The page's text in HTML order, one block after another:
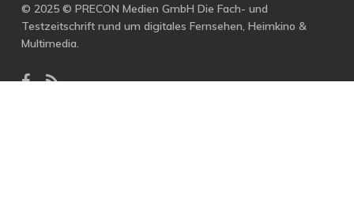
© 2025 © PRECON Medien GmbH Die Fach- und
Testzeitschrift rund um digitales Fernsehen, Heimkino &
Multimedia.
facebook
RSS